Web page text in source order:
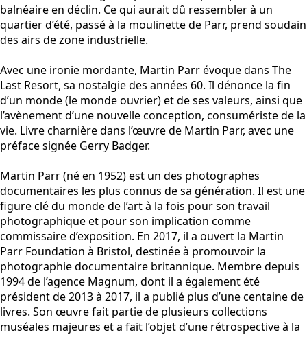
balnéaire en déclin. Ce qui aurait dû ressembler à un
quartier d’été, passé à la moulinette de Parr, prend soudain
des airs de zone industrielle.
Avec une ironie mordante, Martin Parr évoque dans The
Last Resort, sa nostalgie des années 60. Il dénonce la fin
d’un monde (le monde ouvrier) et de ses valeurs, ainsi que
l’avènement d’une nouvelle conception, consumériste de la
vie. Livre charnière dans l’œuvre de Martin Parr, avec une
préface signée Gerry Badger.
Martin Parr (né en 1952) est un des photographes
documentaires les plus connus de sa génération. Il est une
figure clé du monde de l’art à la fois pour son travail
photographique et pour son implication comme
commissaire d’exposition. En 2017, il a ouvert la Martin
Parr Foundation à Bristol, destinée à promouvoir la
photographie documentaire britannique. Membre depuis
1994 de l’agence Magnum, dont il a également été
président de 2013 à 2017, il a publié plus d’une centaine de
livres. Son œuvre fait partie de plusieurs collections
muséales majeures et a fait l’objet d’une rétrospective à la